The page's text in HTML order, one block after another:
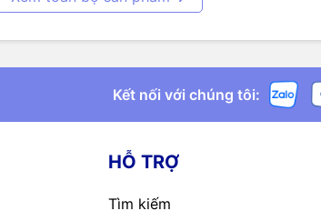
Kết nối với chúng tôi:
HỖ TRỢ
Tìm kiếm